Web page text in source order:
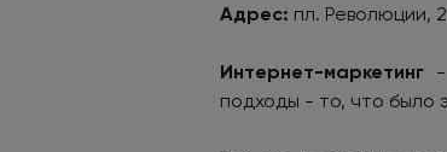
Адрес: пл. Революции,
Интернет-маркетинг -
подходы - то, что было